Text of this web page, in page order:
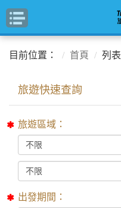
目前位置： 首頁 列表
旅遊區域：
出發期間：